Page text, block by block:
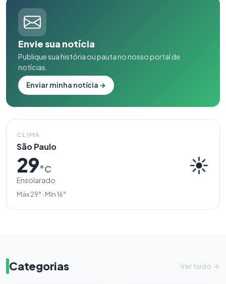
Envie sua notícia
Publique sua história ou pauta no nosso portal de
notícias.
Enviar minha notícia →
CLIMA
São Paulo
29°C ☀️
Ensolarado
Máx 29° · Mín 16°
Categorias Ver tudo →